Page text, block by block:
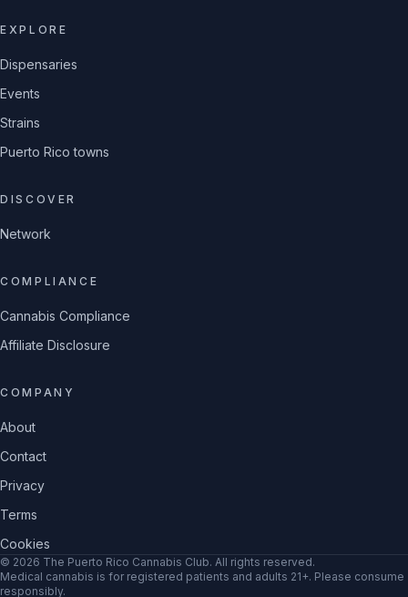
EXPLORE
Dispensaries
Events
Strains
Puerto Rico towns
DISCOVER
Network
COMPLIANCE
Cannabis Compliance
Affiliate Disclosure
COMPANY
About
Contact
Privacy
Terms
Cookies
© 2026 The Puerto Rico Cannabis Club. All rights reserved.
Medical cannabis is for registered patients and adults 21+. Please consume
responsibly.